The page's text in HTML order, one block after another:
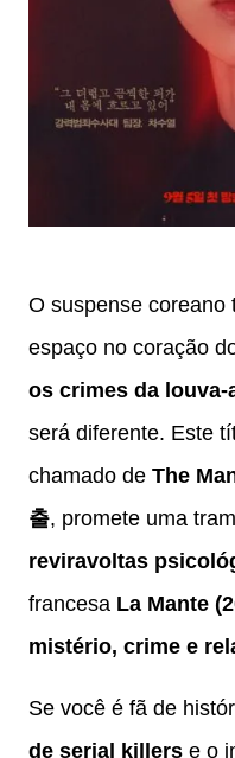
O suspense coreano
espaço no coração
os crimes da louva-
será diferente. Este
chamado de The
출, promete uma
reviravoltas
francesa La Mante
mistério, crime e
Se você é fã de
de serial killers e o